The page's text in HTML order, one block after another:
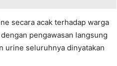
secara acak terhadap warga
pengawasan langsung
urine seluruhnya dinyatakan